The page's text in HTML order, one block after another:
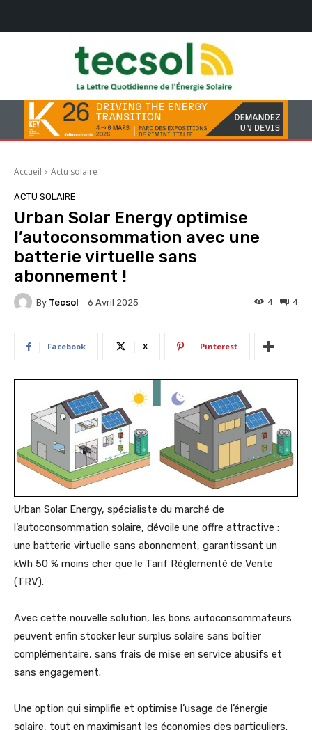
Accueil Actu solaire
ACTU SOLAIRE
Urban Solar Energy optimise
l’autoconsommation avec une
batterie virtuelle sans
abonnement !
By Tecsol 6 Avril 2025 4
4
Facebook X Pinterest
Urban Solar Energy, spécialiste du marché de
l’autoconsommation solaire, dévoile une offre attractive :
une batterie virtuelle sans abonnement, garantissant un
kWh 50 % moins cher que le Tarif Réglementé de Vente
(TRV).
Avec cette nouvelle solution, les bons autoconsommateurs
peuvent enfin stocker leur surplus solaire sans boîtier
complémentaire, sans frais de mise en service abusifs et
sans engagement.
Une option qui simplifie et optimise l’usage de l’énergie
solaire, tout en maximisant les économies des particuliers.